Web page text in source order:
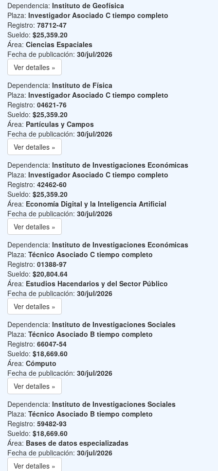
Dependencia: Instituto de Geofísica
Plaza: Investigador Asociado C tiempo completo
Registro: 78712-47
Sueldo: $25,359.20
Área: Ciencias Espaciales
Fecha de publicación: 30/jul/2026
Ver detalles »
Dependencia: Instituto de Física
Plaza: Investigador Asociado C tiempo completo
Registro: 04621-76
Sueldo: $25,359.20
Área: Partículas y Campos
Fecha de publicación: 30/jul/2026
Ver detalles »
Dependencia: Instituto de Investigaciones Económicas
Plaza: Investigador Asociado C tiempo completo
Registro: 42462-60
Sueldo: $25,359.20
Área: Economía Digital y la Inteligencia Artificial
Fecha de publicación: 30/jul/2026
Ver detalles »
Dependencia: Instituto de Investigaciones Económicas
Plaza: Técnico Asociado C tiempo completo
Registro: 01388-97
Sueldo: $20,804.64
Área: Estudios Hacendarios y del Sector Público
Fecha de publicación: 30/jul/2026
Ver detalles »
Dependencia: Instituto de Investigaciones Sociales
Plaza: Técnico Asociado B tiempo completo
Registro: 66047-54
Sueldo: $18,669.60
Área: Cómputo
Fecha de publicación: 30/jul/2026
Ver detalles »
Dependencia: Instituto de Investigaciones Sociales
Plaza: Técnico Asociado B tiempo completo
Registro: 59482-93
Sueldo: $18,669.60
Área: Bases de datos especializadas
Fecha de publicación: 30/jul/2026
Ver detalles »